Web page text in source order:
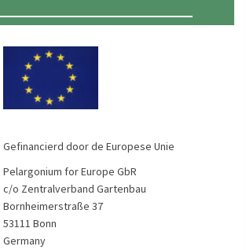
Gefinancierd door de Europese Unie
Pelargonium for Europe GbR
c/o Zentralverband Gartenbau
Bornheimerstraße 37
53111 Bonn
Germany